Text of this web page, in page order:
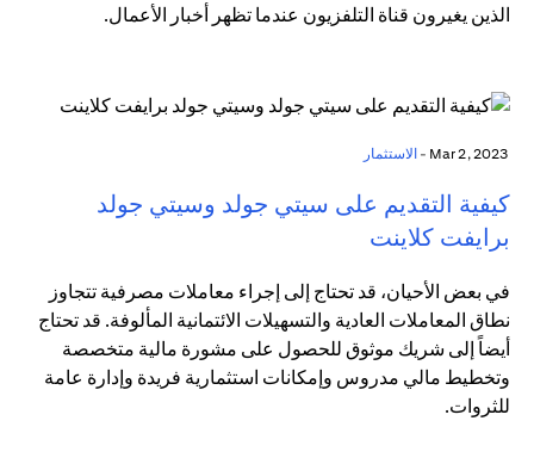
الذين يغيرون قناة التلفزيون عندما تظهر أخبار الأعمال.
الاستثمار
كيفية التقديم على سيتي جولد وسيتي جولد
برايفت كلاينت
في بعض الأحيان، قد تحتاج إلى إجراء معاملات مصرفية تتجاوز
نطاق المعاملات العادية والتسهيلات الائتمانية المألوفة. قد تحتاج
أيضاً إلى شريك موثوق للحصول على مشورة مالية متخصصة
وتخطيط مالي مدروس وإمكانات استثمارية فريدة وإدارة عامة
للثروات.